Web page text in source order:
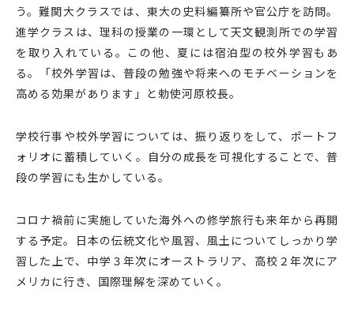
う。難関大クラスでは、東大の史料編纂所や官公庁を訪問。
進学クラスは、理科の授業の一環として天文観測所での学習
を取り入れている。この他、夏には宿泊型の校外学習もあ
る。「校外学習は、普段の勉強や将来へのモチベーションを
高める効果があります」と勅使河原校長。
学校行事や校外学習については、振り返りをして、ポートフ
ォリオに蓄積していく。自分の成長を可視化することで、普
段の学習にも生かしている。
コロナ禍前に実施していた海外への修学旅行も来年から再開
する予定。日本の伝統文化や風習、風土についてしっかり学
習した上で、中学３年次にオーストラリア、高校２年次にア
メリカに行き、国際理解を深めていく。